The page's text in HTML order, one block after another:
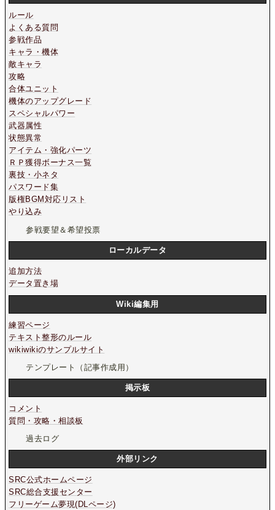
ルール
よくある質問
参戦作品
キャラ・機体
敵キャラ
攻略
合体ユニット
機体のアップグレード
スペシャルパワー
武器属性
状態異常
アイテム・強化パーツ
ＲＰ獲得ボーナス一覧
裏技・小ネタ
パスワード集
版権BGM対応リスト
やり込み
参戦要望＆希望投票
ローカルデータ
追加方法
データ置き場
Wiki編集用
練習ページ
テキスト整形のルール
wikiwikiのサンプルサイト
テンプレート（記事作成用）
掲示板
コメント
質問・攻略・相談板
過去ログ
外部リンク
SRC公式ホームページ
SRC総合支援センター
フリーゲーム夢現(DLページ)